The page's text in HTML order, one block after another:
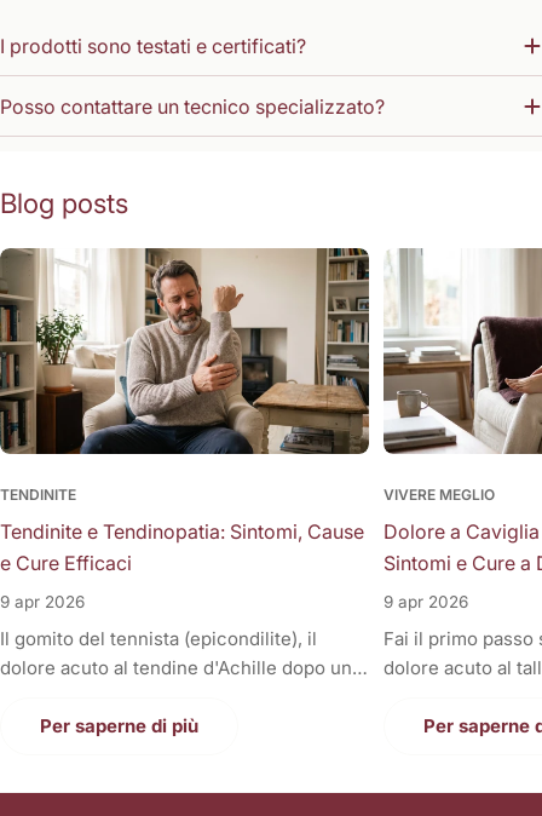
I prodotti sono testati e certificati?
Posso contattare un tecnico specializzato?
Blog posts
TENDINITE
Tendinite e Tendinopatia: Sintomi, Cause
e Cure Efficaci
9 apr 2026
Il gomito del tennista (epicondilite), il
dolore acuto al tendine d'Achille dopo una
braccio, o il fastidioso dolore al ginocchio
Per saperne di più
VIVERE MEGLIO
Dolore a
Sintomi e Cure a
9 apr 2026
Fai il primo
dolore acuto al
sono gonfie,
Per saperne